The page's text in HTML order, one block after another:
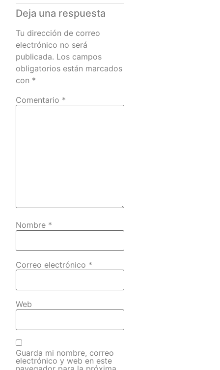
Deja una respuesta
Tu dirección de correo
electrónico no será
publicada. Los campos
obligatorios están marcados
con *
Comentario *
Nombre *
Correo electrónico *
Web
Guarda mi nombre, correo
electrónico y web en este